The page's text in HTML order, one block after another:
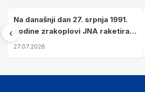
‹
Na današnji dan 27. srpnja 1991.
godine zrakoplovi JNA raketirali
su vojarnu i obučni centar "Nikola
27.07.2026